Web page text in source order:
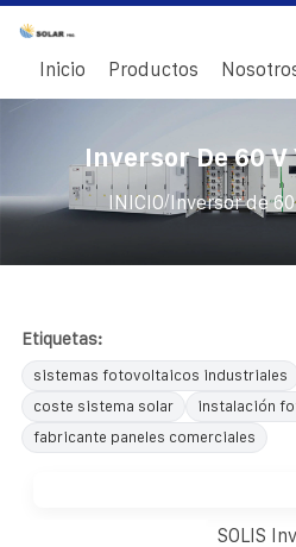
Inicio Productos
Inversor De 60 V
INICIO/ Inversor de
Etiquetas:
sistemas fotovoltaicos industriales
coste sistema solar
instalación
fabricante paneles comerciales
SOLIS